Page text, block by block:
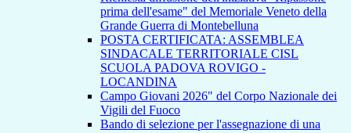
prima dell'esame" del Memoriale Veneto della
Grande Guerra di Montebelluna
POSTA CERTIFICATA: ASSEMBLEA
SINDACALE TERRITORIALE CISL
SCUOLA PADOVA ROVIGO -
LOCANDINA
Campo Giovani 2026" del Corpo Nazionale dei
Vigili del Fuoco
Bando di selezione per l'assegnazione di una